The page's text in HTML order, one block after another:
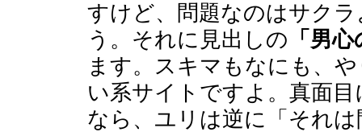
すけど、問題なのはサク
う。それに見出しの 「男
ます。スキマもなにも、
い系サイトですよ。真面
なら、ユリは逆に「それ